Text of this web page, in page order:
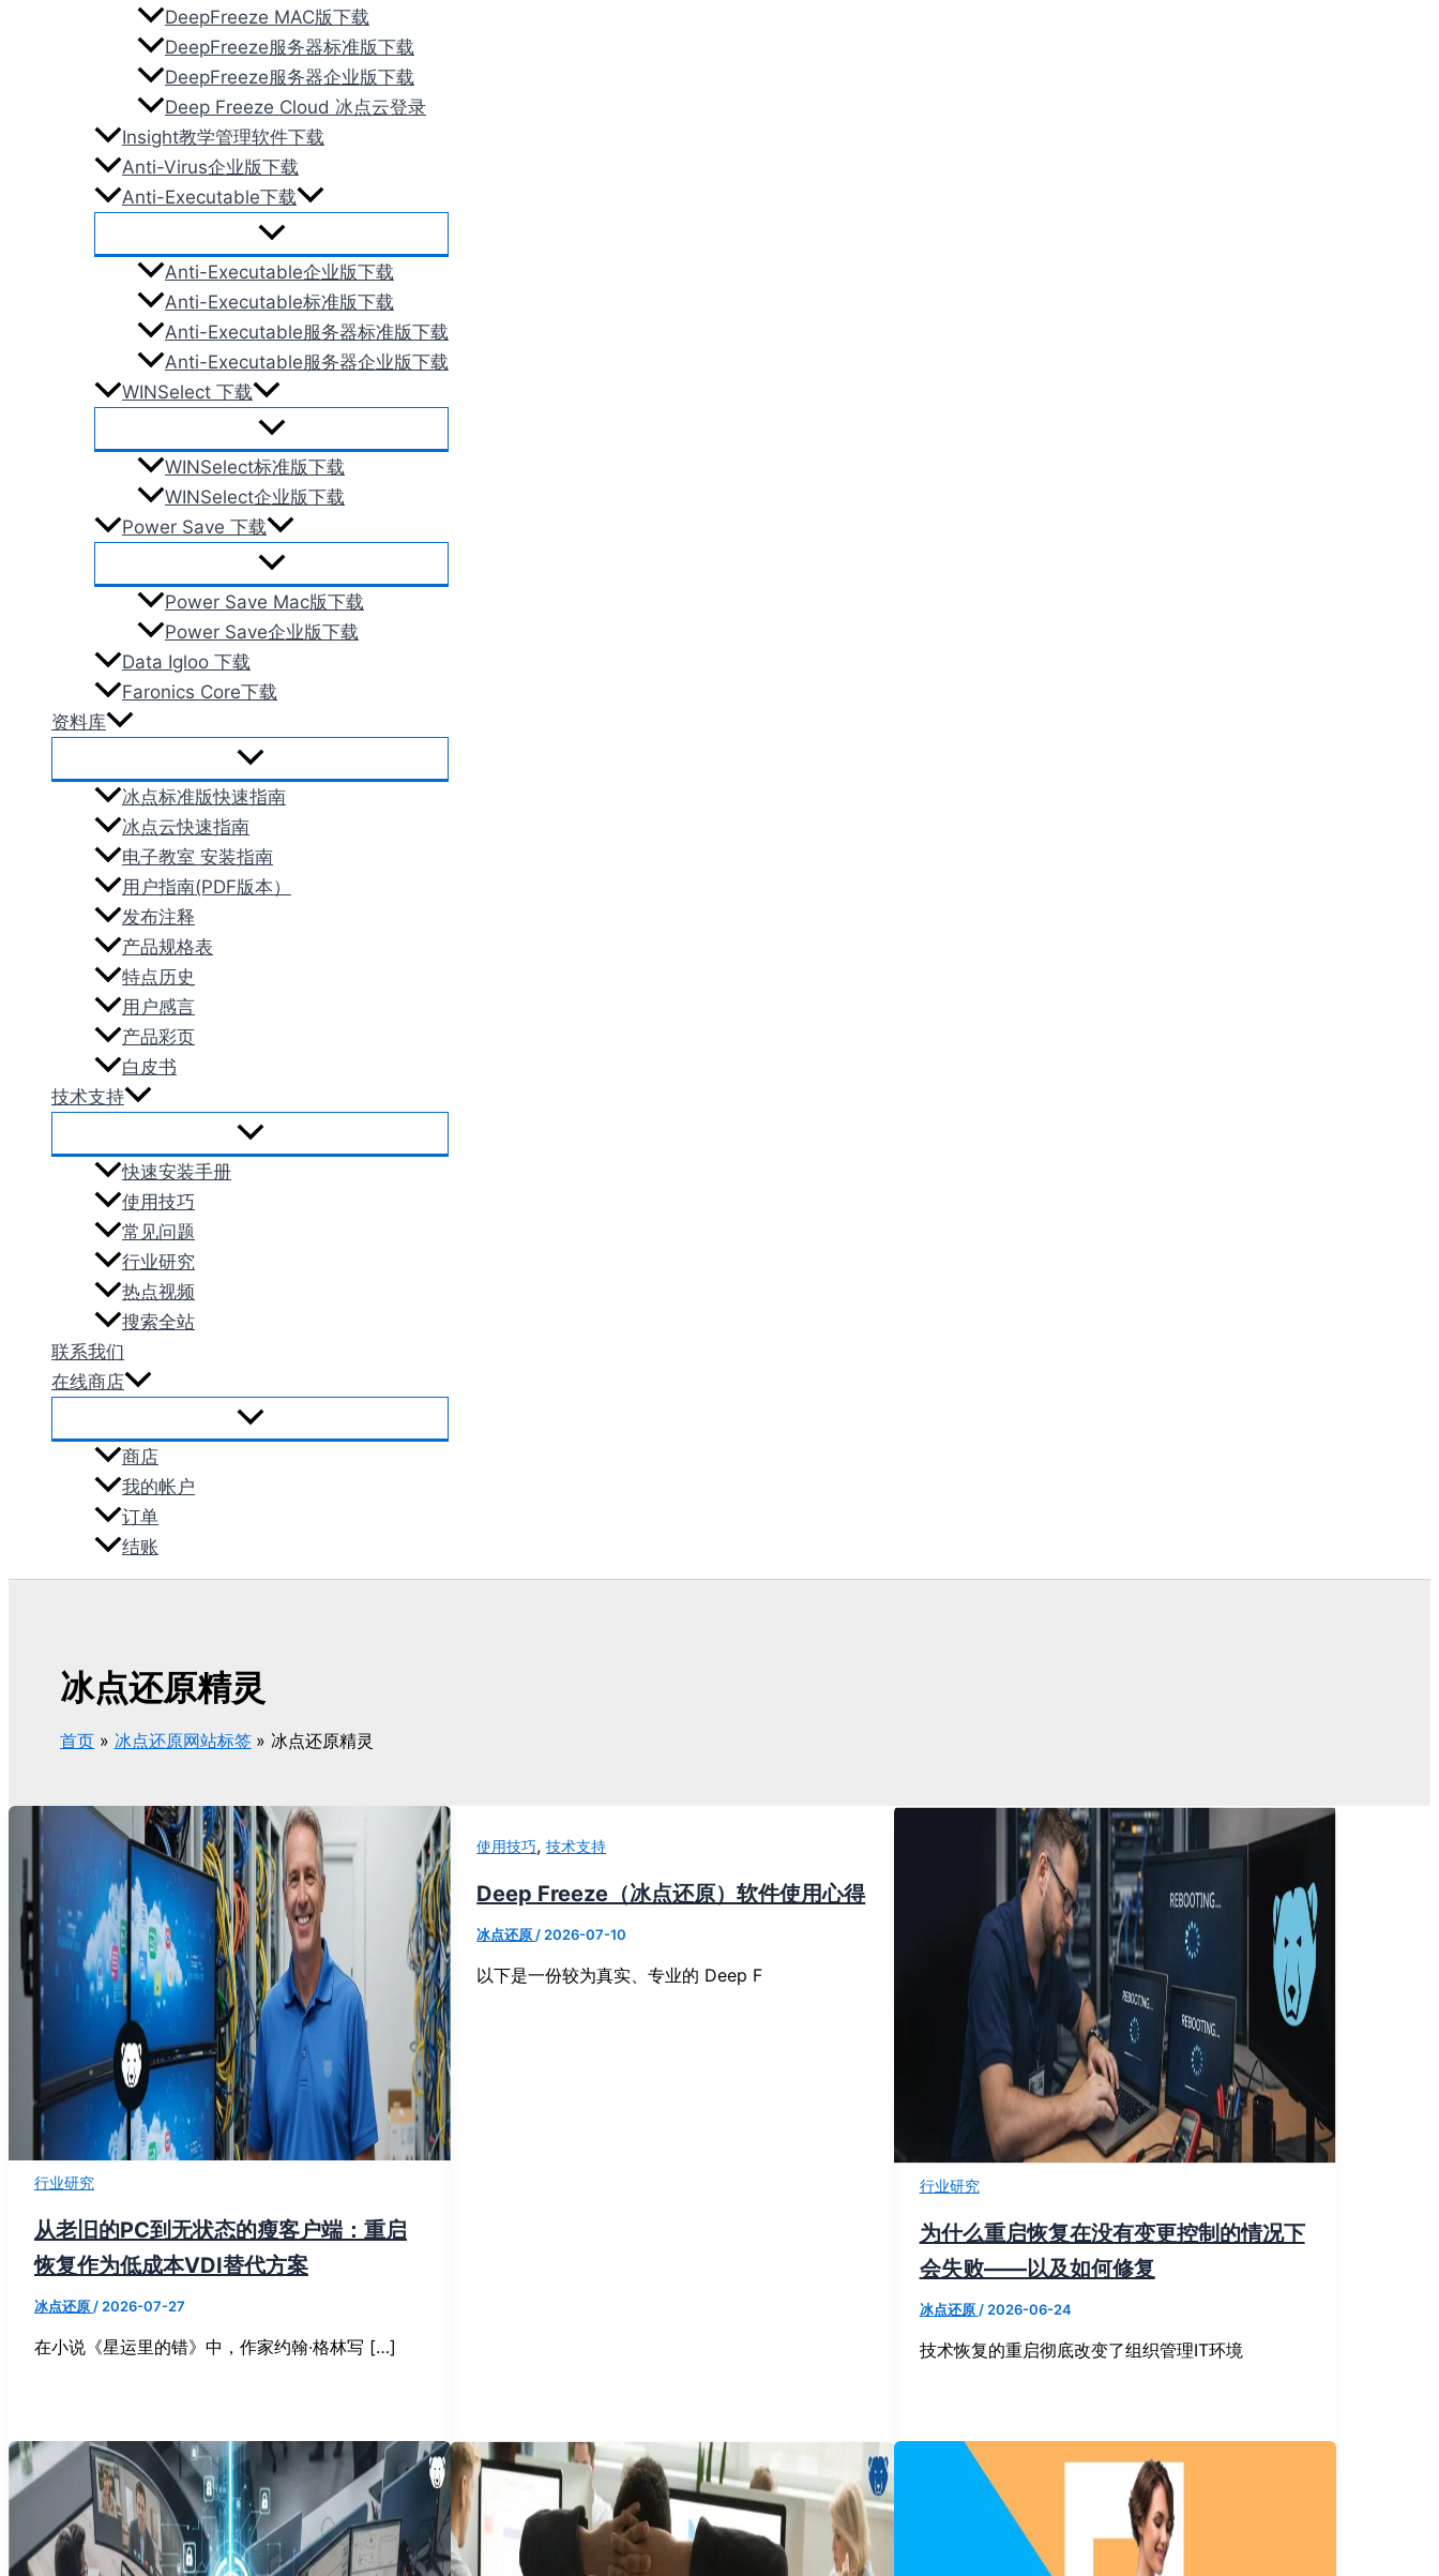
DeepFreeze MAC版下载
DeepFreeze服务器标准版下载
DeepFreeze服务器企业版下载
Deep Freeze Cloud 冰点云登录
Insight教学管理软件下载
Anti-Virus企业版下载
Anti-Executable下载
Anti-Executable企业版下载
Anti-Executable标准版下载
Anti-Executable服务器标准版下载
Anti-Executable服务器企业版下载
WINSelect 下载
WINSelect标准版下载
WINSelect企业版下载
Power Save 下载
Power Save Mac版下载
Power Save企业版下载
Data Igloo 下载
Faronics Core下载
资料库
冰点标准版快速指南
冰点云快速指南
电子教室 安装指南
用户指南(PDF版本）
发布注释
产品规格表
特点历史
用户感言
产品彩页
白皮书
技术支持
快速安装手册
使用技巧
常见问题
行业研究
热点视频
搜索全站
联系我们
在线商店
商店
我的帐户
订单
结账
冰点还原精灵
首页 冰点还原网站标签 冰点还原精灵
行业研究
从老旧的PC到无状态的瘦客户端：重启
恢复作为低成本VDI替代方案
冰点还原/2026-07-27
在小说《星运里的错》中，作家约翰·格林写 […]
使用技巧,技术支持
Deep Freeze（冰点还原）软件使用心得
冰点还原/2026-07-10
以下是一份较为真实、专业的 Deep F
行业研究
为什么重启恢复在没有变更控制的情况下
会失败——以及如何修复
冰点还原/2026-06-24
技术恢复的重启彻底改变了组织管理IT环境